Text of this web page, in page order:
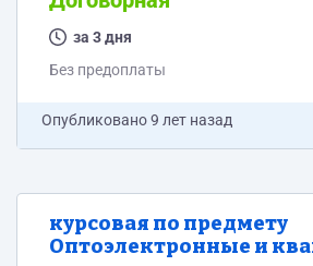
за 3 дня
Без предоплаты
Опубликовано9 лет назад
курсовая по предмету
Оптоэлектронные и